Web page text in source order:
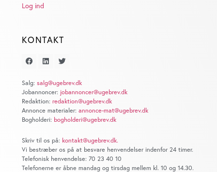
Vi bruger cookies til at tilpasse vores indhold og
din brug af vores website med vores partnere inden for
analysepartnere. Vores partnere kan kombinere disse
de har indsamlet fra din brug af deres tjenester. Du
samtykker til vores cookies, hvis du fortsætter med at
anvende vores hjemmeside.
Log ind
KONTAKT
Salg: salg@ugebrev.dk
Jobannoncer: jobannoncer@ugebrev.dk
Redaktion: redaktion@ugebrev.dk
Annonce materialer: annonce-mat@ugebrev.dk
Bogholderi: bogholderi@ugebrev.dk
Skriv til os på: kontakt@ugebrev.dk.
Vi bestræber os på at besvare henvendelser indenfor 24 timer.
Telefonisk henvendelse: 70 23 40 10
Telefonerne er åbne mandag og tirsdag mellem kl. 10 og 14.30.